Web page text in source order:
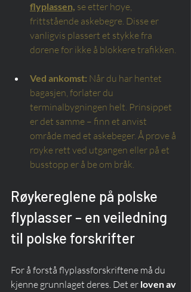
flyplassen, se etter høye,
frittstående askebegre. Disse er
vanligvis plassert et stykke fra
dørene for ikke å blokkere trafikken.
Ved ankomst: Når du har hentet
bagasjen, forlater du
terminalbygningen helt. Prinsippet
er det samme – finn et anvist
område med et askebeger. Å prøve å
røyke rett ved utgangen eller på et
busstopp er å be om bråk.
Røykereglene på polske
flyplasser – en veiledning
til polske forskrifter
For å forstå flyplassforskriftene må du
kjenne grunnlaget deres. Det er loven av